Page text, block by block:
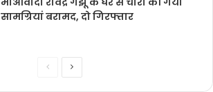
सामग्रियां बरामद, दो गिरफ्तार
PreviousNext